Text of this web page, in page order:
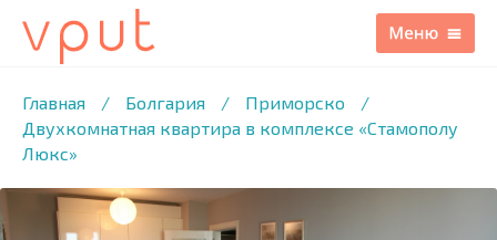
Главная / Болгария / Приморско
/
Двухкомнатная квартира в комплексе «Стамополу
Люкс»
/67 ФОТО